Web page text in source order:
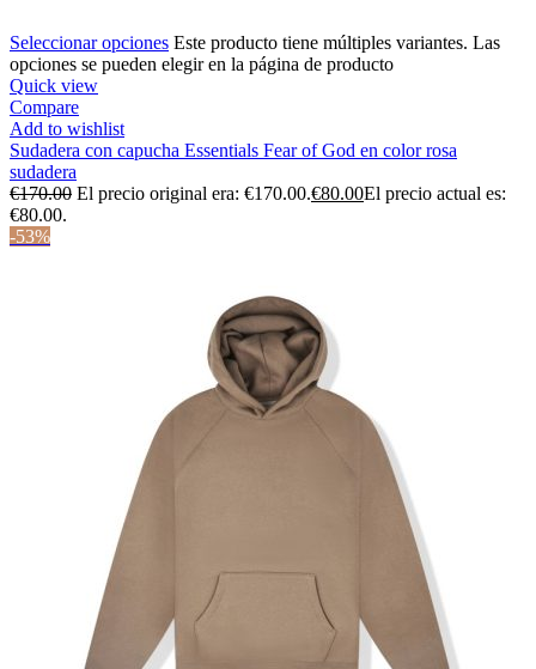
Seleccionar opciones Este producto tiene múltiples variantes. Las
opciones se pueden elegir en la página de producto
Quick view
Compare
Add to wishlist
Sudadera con capucha Essentials Fear of God en color rosa
sudadera
€170.00 El precio original era: €170.00.€80.00El precio actual es:
€80.00.
-53%